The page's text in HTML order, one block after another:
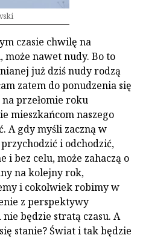
czasie chwilę na
nawet nudy. Bo to
już dziś nudy rodzą
zatem do ponudzenia się
przełomie roku
mieszkańcom naszego
A gdy myśli zaczną w
i odchodzić,
i bez celu, może zahaczą o
na kolejny rok,
i cokolwiek robimy w
z perspektywy
będzie stratą czasu. A
stanie? Świat i tak będzie